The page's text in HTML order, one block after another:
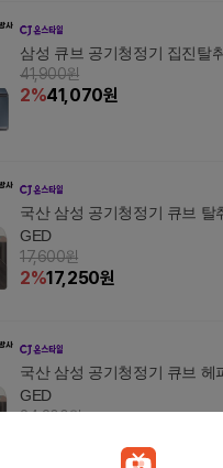
삼성 큐브 공기청정기 집진탈
41,900원
2%41,070원
국산 삼성 공기청정기 큐브 탈
GED
17,600원
2%17,250원
국산 삼성 공기청정기 큐브 헤
GED
24,300원